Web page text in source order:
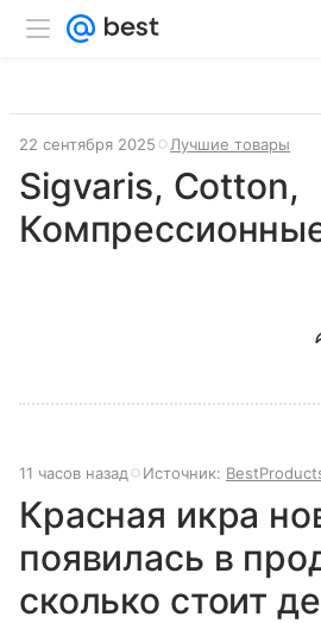
22 сентября 2025 Лучшие товары
Sigvaris, Cotton,
11 часов назад Источник:
Красная икра
появилась в
сколько стоит